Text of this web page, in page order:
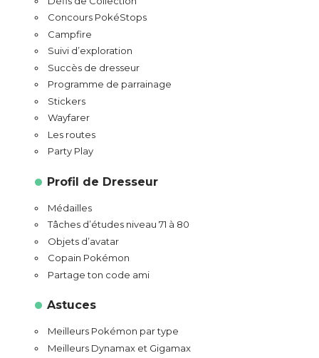
Concours PokéStops
Campfire
Suivi d’exploration
Succès de dresseur
Programme de parrainage
Stickers
Wayfarer
Les routes
Party Play
Profil de Dresseur
Médailles
Tâches d’études niveau 71 à 80
Objets d’avatar
Copain Pokémon
Partage ton code ami
Astuces
Meilleurs Pokémon par type
Meilleurs Dynamax et Gigamax